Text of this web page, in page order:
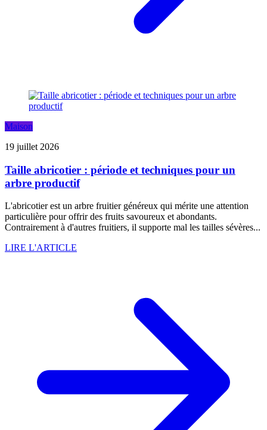
Maison
19 juillet 2026
Taille abricotier : période et techniques pour un
arbre productif
L'abricotier est un arbre fruitier généreux qui mérite une attention
particulière pour offrir des fruits savoureux et abondants.
Contrairement à d'autres fruitiers, il supporte mal les tailles sévères...
LIRE L'ARTICLE